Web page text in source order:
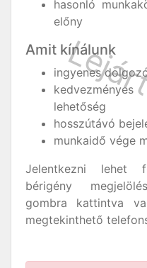
hasonló
előny
Amit kínálunk
ingyenes
lehetőség
hosszútávó
munkaidő vége
Jelentkezni lehet
bérigény
gombra kattintva
megtekinthető